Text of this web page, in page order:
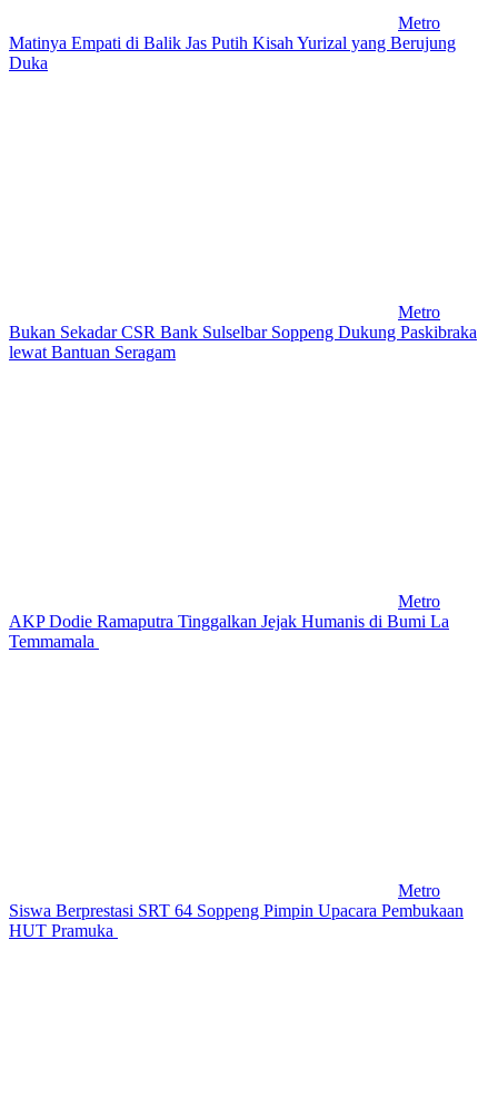
Metro
Matinya Empati di Balik Jas Putih Kisah Yurizal yang Berujung
Duka
Metro
Bukan Sekadar CSR Bank Sulselbar Soppeng Dukung Paskibraka
lewat Bantuan Seragam
Metro
AKP Dodie Ramaputra Tinggalkan Jejak Humanis di Bumi La
Temmamala
Metro
Siswa Berprestasi SRT 64 Soppeng Pimpin Upacara Pembukaan
HUT Pramuka